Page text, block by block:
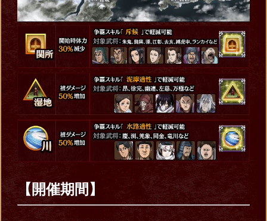
【 開催期間 】